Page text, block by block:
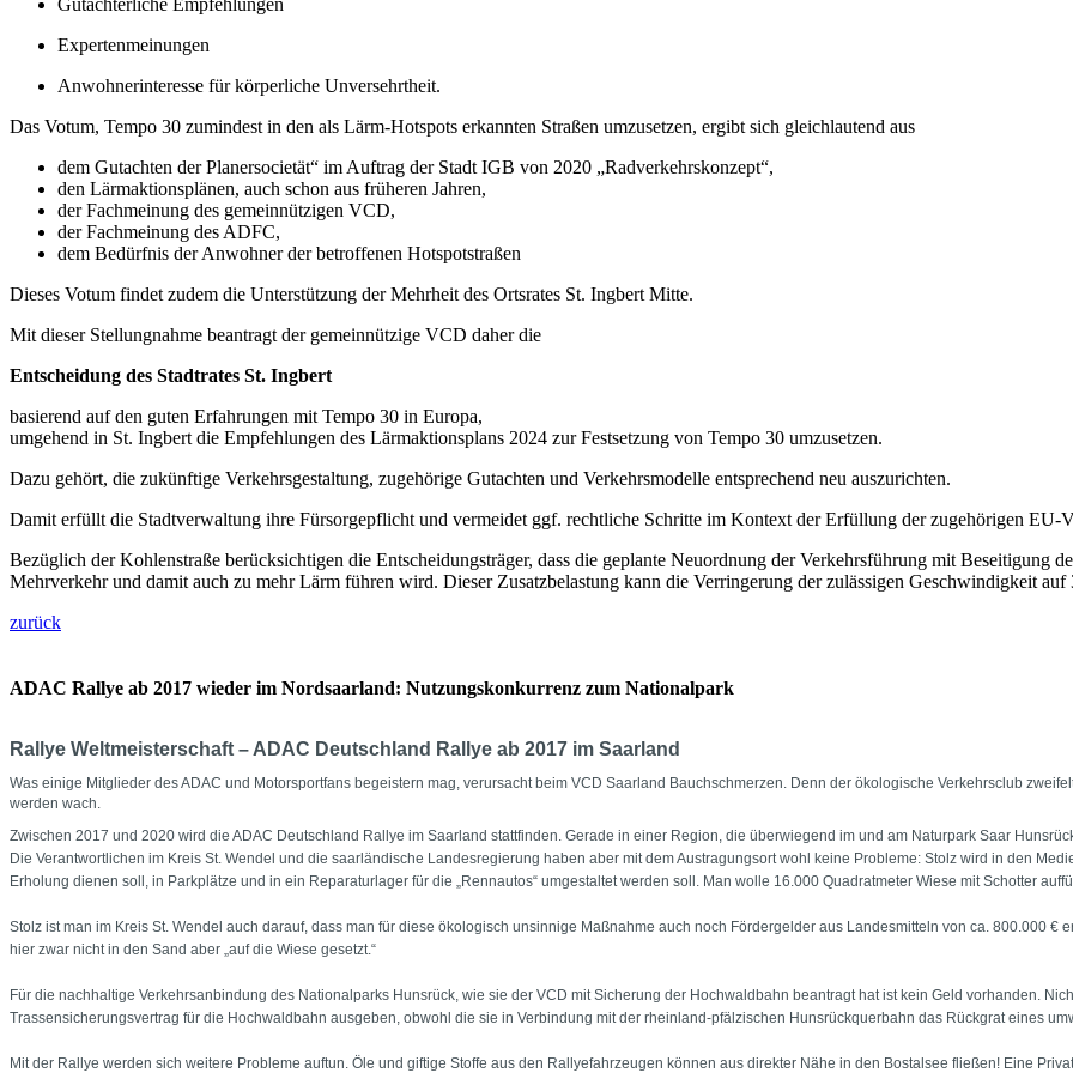
Expertenmeinungen
Anwohnerinteresse für körperliche Unversehrtheit.
Das Votum, Tempo 30 zumindest in den als Lärm-Hotspots erkannten Straßen umzusetzen, ergibt sich gleichlautend aus
dem Gutachten der Planersocietät“ im Auftrag der Stadt IGB von 2020 „Radverkehrskonzept“,
den Lärmaktionsplänen, auch schon aus früheren Jahren,
der Fachmeinung des gemeinnützigen VCD,
der Fachmeinung des ADFC,
dem Bedürfnis der Anwohner der betroffenen Hotspotstraßen
Dieses Votum findet zudem die Unterstützung der Mehrheit des Ortsrates St. Ingbert Mitte.
Mit dieser Stellungnahme beantragt der gemeinnützige VCD daher die
Entscheidung des Stadtrates St. Ingbert
basierend auf den guten Erfahrungen mit Tempo 30 in Europa,
umgehend in St. Ingbert die Empfehlungen des Lärmaktionsplans 2024 zur Festsetzung von Tempo 30 umzusetzen.
Dazu gehört, die zukünftige Verkehrsgestaltung, zugehörige Gutachten und Verkehrsmodelle entsprechend neu auszurichten.
Damit erfüllt die Stadtverwaltung ihre Fürsorgepflicht und vermeidet ggf. rechtliche Schritte im Kontext der Erfüllung der zugehörigen EU-
Bezüglich der Kohlenstraße berücksichtigen die Entscheidungsträger, dass die geplante Neuordnung der Verkehrsführung mit Beseitigung
Mehrverkehr und damit auch zu mehr Lärm führen wird. Dieser Zusatzbelastung kann die Verringerung der zulässigen Geschwindigkeit
zurück
ADAC Rallye ab 2017 wieder im Nordsaarland: Nutzungskonkurrenz zum Nationalpark
Rallye Weltmeisterschaft – ADAC Deutschland Rallye ab 2017 im Saarland
Was einige Mitglieder des ADAC und Motorsportfans begeistern mag, verursacht beim VCD Saarland Bauchschmerzen. Denn der ökologische Verkehrsclub
werden wach.
Zwischen 2017 und 2020 wird die ADAC Deutschland Rallye im Saarland stattfinden. Gerade in einer Region, die überwiegend im und am Naturpark Saar
Die Verantwortlichen im Kreis St. Wendel und die saarländische Landesregierung haben aber mit dem Austragungsort wohl keine Probleme: Stolz wird in den
Erholung dienen soll, in Parkplätze und in ein Reparaturlager für die „Rennautos“ umgestaltet werden soll. Man wolle 16.000 Quadratmeter Wiese mit Schotter
Stolz ist man im Kreis St. Wendel auch darauf, dass man für diese ökologisch unsinnige Maßnahme auch noch Fördergelder aus Landesmitteln von ca. 800.000 €
hier zwar nicht in den Sand aber „auf die Wiese gesetzt.“
Für die nachhaltige Verkehrsanbindung des Nationalparks Hunsrück, wie sie der VCD mit Sicherung der Hochwaldbahn beantragt hat ist kein Geld vorhanden.
Trassensicherungsvertrag für die Hochwaldbahn ausgeben, obwohl die sie in Verbindung mit der rheinland-pfälzischen Hunsrückquerbahn das Rückgrat eines
Mit der Rallye werden sich weitere Probleme auftun. Öle und giftige Stoffe aus den Rallyefahrzeugen können aus direkter Nähe in den Bostalsee fließen! Eine